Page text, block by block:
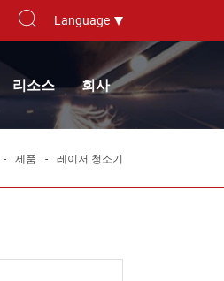
Language
리소스 회사
제품 레이저 청소기